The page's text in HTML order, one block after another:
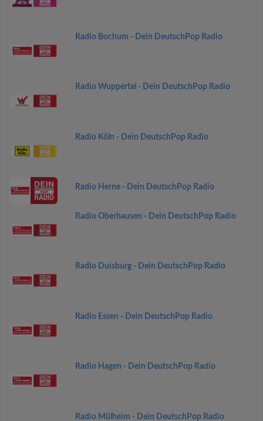
Radio Bochum - Dein DeutschPop Radio
Radio Wuppertal - Dein DeutschPop Radio
Radio Köln - Dein DeutschPop Radio
Radio Herne - Dein DeutschPop Radio
Radio Oberhausen - Dein DeutschPop Radio
Radio Duisburg - Dein DeutschPop Radio
Radio Essen - Dein DeutschPop Radio
Radio Hagen - Dein DeutschPop Radio
Radio Mülheim - Dein DeutschPop Radio